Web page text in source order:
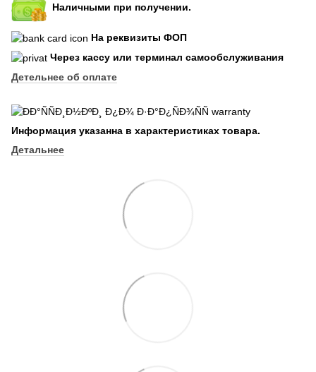
Наличными при получении.
На реквизиты ФОП
Через кассу или терминал самообслуживания
Детельнее об оплате
Информация указанна в характеристиках товара.
Детальнее